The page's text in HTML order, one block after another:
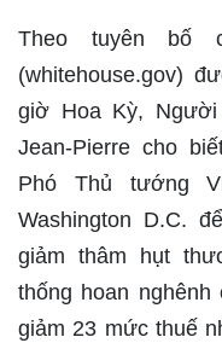
Theo tuyên bố
(whitehouse.gov)
giờ Hoa Kỳ, Người
Jean-Pierre cho
Phó Thủ tướng
Washington D.C.
giảm thâm hụt
thống hoan
giảm 23 mức thuế